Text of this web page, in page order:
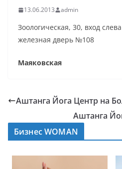
13.06.2013 admin
Зоологическая, 30, вход
железная дверь №108
Маяковская
Аштанга Йога Центр на
Аштанга
Бизнес WOMAN